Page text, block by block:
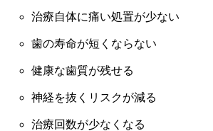
治療自体に痛い処置が少ない
歯の寿命が短くならない
健康な歯質が残せる
神経を抜くリスクが減る
治療回数が少なくなる